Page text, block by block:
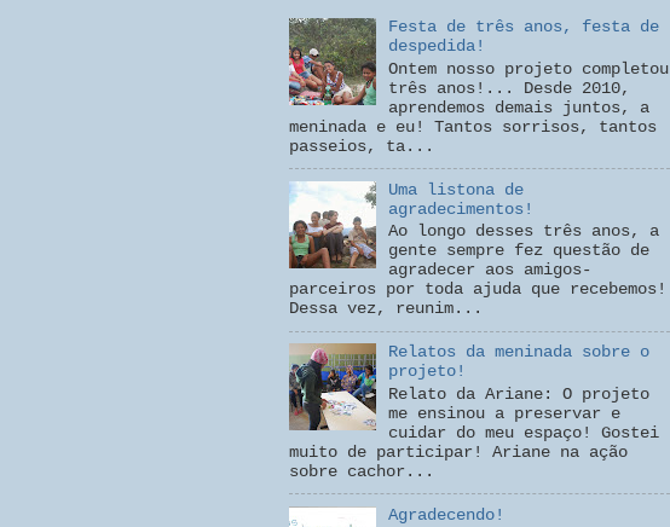
Festa de três anos, festa de
despedida!
Ontem nosso projeto completou
três anos!... Desde 2010,
aprendemos demais juntos, a
meninada e eu! Tantos sorrisos, tantos
passeios, ta...
Uma listona de
agradecimentos!
Ao longo desses três anos, a
gente sempre fez questão de
agradecer aos amigos-
parceiros por toda ajuda que recebemos!
Dessa vez, reunim...
Relatos da meninada sobre o
projeto!
Relato da Ariane: O projeto
me ensinou a preservar e
cuidar do meu espaço! Gostei
muito de participar! Ariane na ação
sobre cachor...
Agradecendo!